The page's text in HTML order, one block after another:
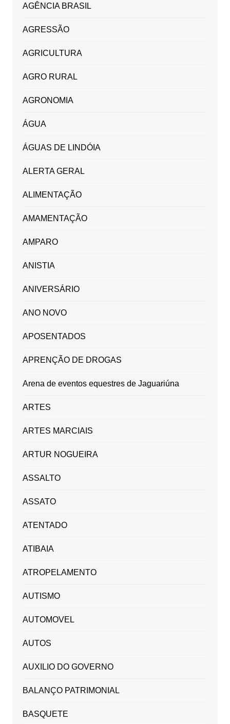
AGÊNCIA BRASIL
AGRESSÃO
AGRICULTURA
AGRO RURAL
AGRONOMIA
ÁGUA
ÁGUAS DE LINDÓIA
ALERTA GERAL
ALIMENTAÇÃO
AMAMENTAÇÃO
AMPARO
ANISTIA
ANIVERSÁRIO
ANO NOVO
APOSENTADOS
APRENÇÃO DE DROGAS
Arena de eventos equestres de Jaguariúna
ARTES
ARTES MARCIAIS
ARTUR NOGUEIRA
ASSALTO
ASSATO
ATENTADO
ATIBAIA
ATROPELAMENTO
AUTISMO
AUTOMOVEL
AUTOS
AUXILIO DO GOVERNO
BALANÇO PATRIMONIAL
BASQUETE